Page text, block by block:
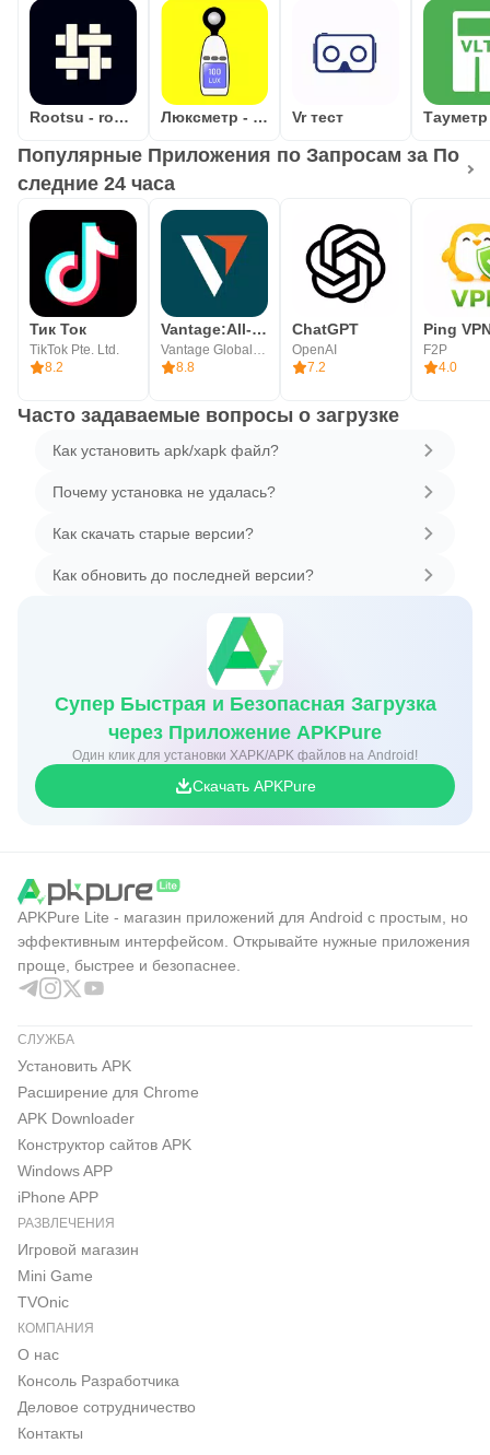
Rootsu - root validator Люксметр - замер освещённости Vr тест
Популярные Приложения по Запросам за По
следние 24 часа
Тик Ток
TikTok Pte. Ltd.
8.2
Vantage:All-In-One Trading App
Vantage Global Prime PTY LTD
8.8
ChatGPT
OpenAI
7.2
Ping
F2P
4.0
Часто задаваемые вопросы о загрузке
Как установить apk/xapk файл?
Почему установка не удалась?
Как скачать старые версии?
Как обновить до последней версии?
Супер Быстрая и Безопасная Загрузка
через Приложение APKPure
Один клик для установки XAPK/APK файлов на Android!
Скачать APKPure
APKPure Lite - магазин приложений для Android с простым, но
эффективным интерфейсом. Открывайте нужные приложения
проще, быстрее и безопаснее.
СЛУЖБА
Установить APK
Расширение для Chrome
APK Downloader
Конструктор сайтов APK
Windows APP
iPhone APP
РАЗВЛЕЧЕНИЯ
Игровой магазин
Mini Game
TVOnic
КОМПАНИЯ
О нас
Консоль Pазработчика
Деловое сотрудничество
Контакты